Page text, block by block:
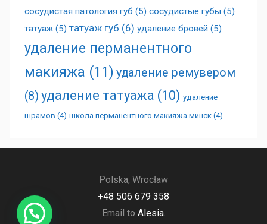
сосудистая патология губ (5) сосудистые губы (5)
татуаж (5) татуаж губ (6) удаление бровей (5)
удаление перманентного
макияжа (11) удаление ремувером
(8) удаление татуажа (10) удаление
шрамов (4) школа перманентного макияжа минск (4)
Polska, Wrocław
+48 506 679 358
Email to Alesia.